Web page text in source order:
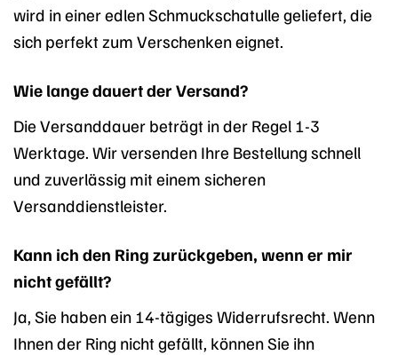
wird in einer edlen Schmuckschatulle geliefert, die
sich perfekt zum Verschenken eignet.
Wie lange dauert der Versand?
Die Versanddauer beträgt in der Regel 1-3
Werktage. Wir versenden Ihre Bestellung schnell
und zuverlässig mit einem sicheren
Versanddienstleister.
Kann ich den Ring zurückgeben, wenn er mir
nicht gefällt?
Ja, Sie haben ein 14-tägiges Widerrufsrecht. Wenn
Ihnen der Ring nicht gefällt, können Sie ihn